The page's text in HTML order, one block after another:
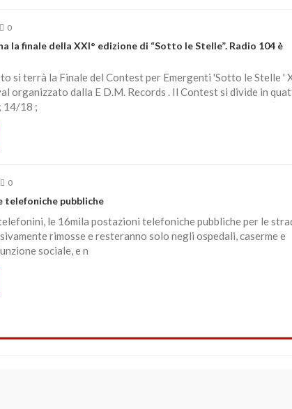
0
la finale della XXI° edizione di “Sotto le Stelle”. Radio 104 è
si terrà la Finale del Contest per Emergenti 'Sotto le Stelle '
organizzato dalla E D.M. Records . Il Contest si divide in
14/18 ;
0
telefoniche pubbliche
le 16mila postazioni telefoniche pubbliche per le
rimosse e resteranno solo negli ospedali, caserme e
sociale, e n